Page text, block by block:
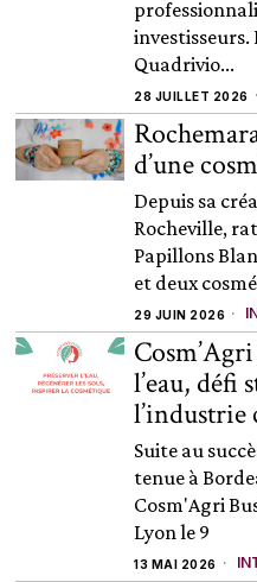
Quadrivio...
28 JUILLET 2026
d’une
Depuis sa
Rocheville,
Papillons
et deux
29 JUIN 2026
l’eau, défi
l’industrie
Suite au
tenue à
Cosm'Agri
Lyon le 9
13 MAI 2026